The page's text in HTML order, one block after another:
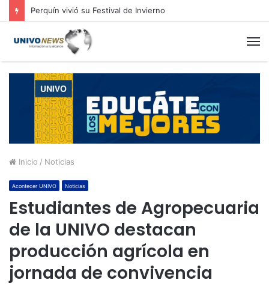
Perquín vivió su Festival de Invierno
Inicio / Noticias
Acontecer UNIVO Noticias
Estudiantes de Agropecuaria
de la UNIVO destacan
producción agrícola en
jornada de convivencia